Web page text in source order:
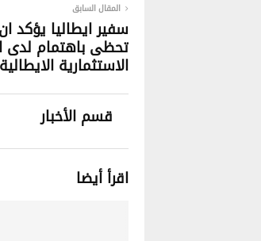
المقال السابق
سفير ايطاليا يؤكد
تحظى باهتمام لدى
الاستثمارية
قسم الأخبار
اقرأ أيضا